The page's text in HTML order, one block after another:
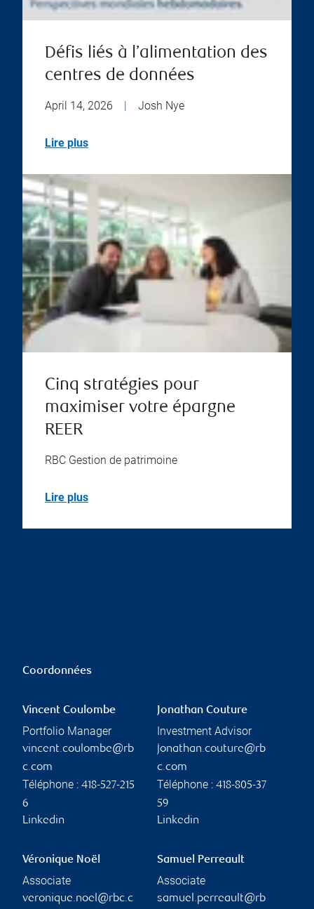
Défis liés à l’alimentation des
centres de données
April 14, 2026 Josh Nye
Lire plus
Cinq stratégies pour
maximiser votre épargne
REER
RBC Gestion de patrimoine
Lire plus
Coordonnées
Vincent Coulombe
Portfolio Manager
vincent.coulombe@rb
c.com
Téléphone : 418-527-215
6
Linkedin
Jonathan Couture
Investment Advisor
jonathan.couture@rb
c.com
Téléphone : 418-805-37
59
Linkedin
Véronique Noël
Associate
veronique.noel@rbc.c
Samuel Perreault
Associate
samuel.perreault@rb